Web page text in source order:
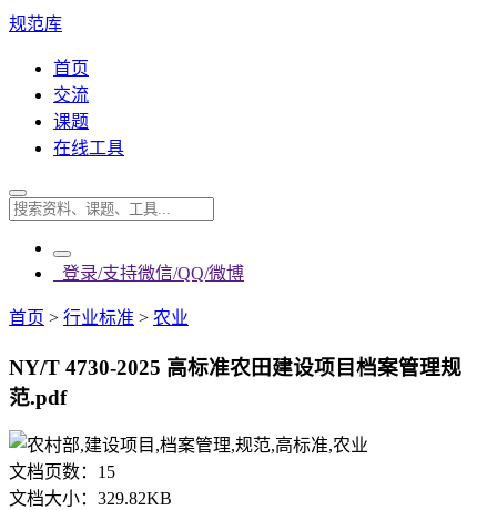
规范库
首页
交流
课题
在线工具
登录/支持微信/QQ/微博
首页 > 行业标准 > 农业
NY/T 4730-2025 高标准农田建设项目档案管理规
范.pdf
文档页数： 15
文档大小： 329.82KB